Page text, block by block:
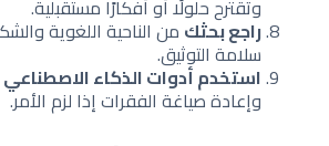
وتقترح حلولًا أو أفكارًا مستقبلية.
راجع بحثكمن الناحية اللغوية
سلامة التوثيق.
استخدم أدوات الذكاء الاصطناعي
وإعادة صياغة الفقرات إذا لزم الأمر.